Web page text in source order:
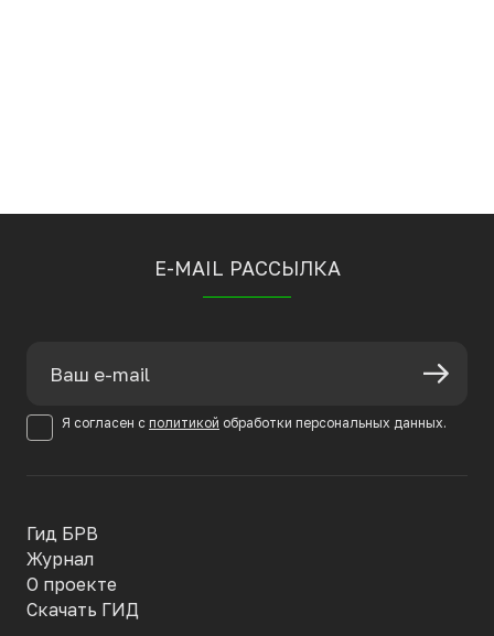
E-MAIL РАССЫЛКА
Я согласен с политикой обработки персональных данных.
Журнал
О проекте
Скачать ГИД
Гид БРВ